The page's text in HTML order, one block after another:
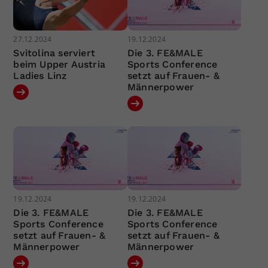
27.12.2024
Svitolina serviert
beim Upper Austria
Ladies Linz
19.12.2024
Die 3. FE&MALE
Sports Conference
setzt auf Frauen- &
Männerpower
19.12.2024
Die 3. FE&MALE
Sports Conference
setzt auf Frauen- &
Männerpower
19.12.2024
Die 3. FE&MALE
Sports Conference
setzt auf Frauen- &
Männerpower